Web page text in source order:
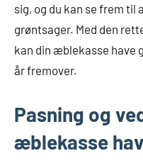
sig, og du kan se frem til
grøntsager. Med den
kan din æblekasse have
år fremover.
Pasning og
æblekasse